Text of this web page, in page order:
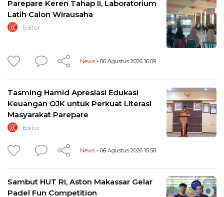
Parepare Keren Tahap II, Laboratorium
Latih Calon Wirausaha
Editor
News - 06 Agustus 2026 16:09
Tasming Hamid Apresiasi Edukasi
Keuangan OJK untuk Perkuat Literasi
Masyarakat Parepare
Editor
News - 06 Agustus 2026 15:58
Sambut HUT RI, Aston Makassar Gelar
Padel Fun Competition